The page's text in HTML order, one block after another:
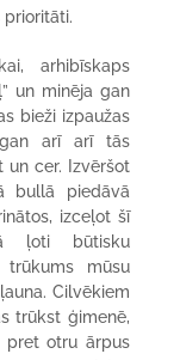
prioritāti.
arhibīskaps
un minēja gan
bieži izpaužas
gan arī arī tās
un cer. Izvēršot
bullā piedāvā
izceļot šī
ļoti būtisku
trūkums mūsu
Cilvēkiem
trūkst ģimenē,
pret otru ārpus